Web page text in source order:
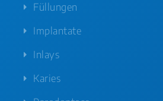
Füllungen
Implantate
Inlays
Karies